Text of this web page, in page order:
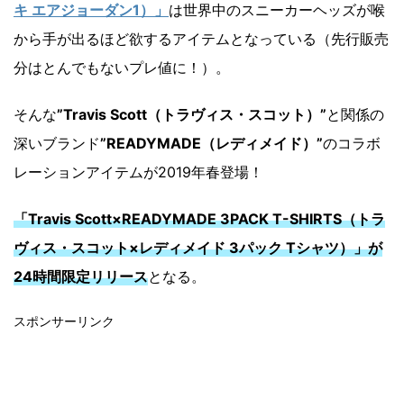
キ エアジョーダン1）」 は世界中のスニーカーヘッズが喉
から手が出るほど欲するアイテムとなっている（先行販売
分はとんでもないプレ値に！）。
そんな”Travis Scott（トラヴィス・スコット）”と関係の
深いブランド”READYMADE（レディメイド）”のコラボ
レーションアイテムが2019年春登場！
「Travis Scott×READYMADE 3PACK T-SHIRTS（トラ
ヴィス・スコット×レディメイド 3パック Tシャツ）」が
24時間限定リリースとなる。
スポンサーリンク